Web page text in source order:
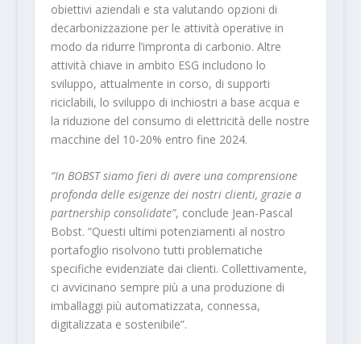
obiettivi aziendali e sta valutando opzioni di
decarbonizzazione per le attività operative in
modo da ridurre l’impronta di carbonio. Altre
attività chiave in ambito ESG includono lo
sviluppo, attualmente in corso, di supporti
riciclabili, lo sviluppo di inchiostri a base acqua e
la riduzione del consumo di elettricità delle nostre
macchine del 10-20% entro fine 2024.
“In BOBST siamo fieri di avere una comprensione
profonda delle esigenze dei nostri clienti, grazie a
partnership consolidate”, conclude Jean-Pascal
Bobst. “Questi ultimi potenziamenti al nostro
portafoglio risolvono tutti problematiche
specifiche evidenziate dai clienti. Collettivamente,
ci avvicinano sempre più a una produzione di
imballaggi più automatizzata, connessa,
digitalizzata e sostenibile”.